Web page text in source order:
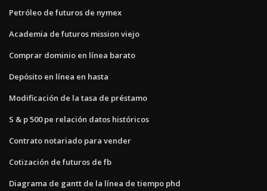
Petróleo de futuros de nymex
Academia de futuros mission viejo
Comprar dominio en línea barato
Depósito en línea en hasta
Modificación de la tasa de préstamo
S & p 500 pe relación datos históricos
Contrato notariado para vender
Cotización de futuros de fb
Diagrama de gantt de la línea de tiempo phd